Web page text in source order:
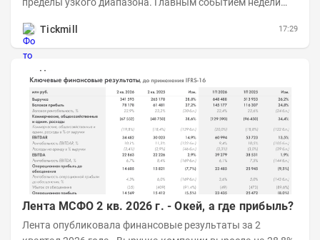
Tickmill
17:29
Лента МСФО 2 кв. 2026 г. - Окей, а где прибыль?
Лента опубликовала финансовые результаты за 2